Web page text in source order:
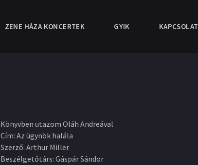
ZENE HÁZA KONCERTEK GYIK KAPCSOLAT
Könyvben utazom Oláh Andreával
Cím: Az ügynök halála
Szerző: Arthur Miller
Beszélgetőtárs: Gáspár Sándor